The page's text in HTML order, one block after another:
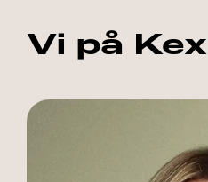
Vi på Kex